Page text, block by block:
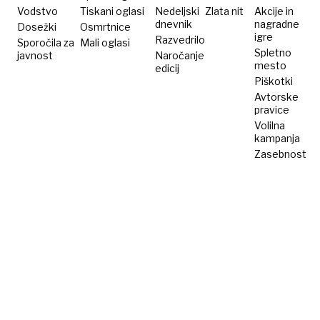
dlake
Vodstvo
Dosežki
Sporočila za
javnost
Tiskani oglasi
Osmrtnice
Mali oglasi
Nedeljski
dnevnik
Razvedrilo
Naročanje
edicij
Zlata nit
Akcije in
nagradne
igre
Spletno
mesto
Piškotki
Avtorske
pravice
Volilna
kampanja
Zasebnost